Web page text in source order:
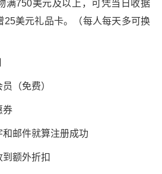
750美元及以上，可凭当日收据
25美元礼品卡。（每人每天多可换
（免费）
邮件就算注册成功
额外折扣